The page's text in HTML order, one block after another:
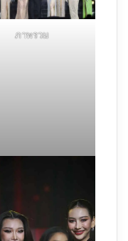
ภาพรวม